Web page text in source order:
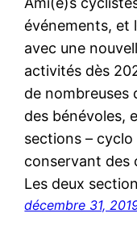
événements, et
avec une
activités dès
de nombreuses
des bénévoles,
sections –
conservant des
Les deux
décembre 31,